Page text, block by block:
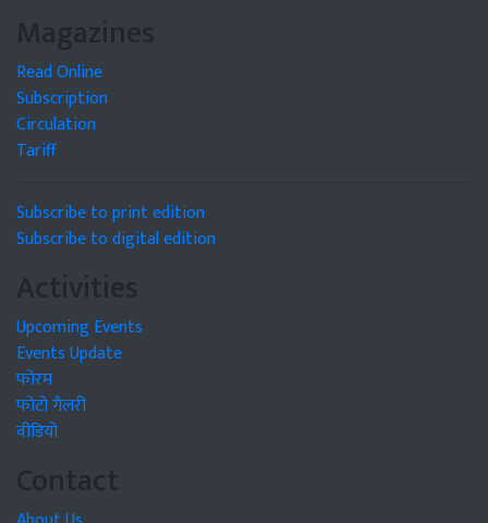
Magazines
Read Online
Subscription
Circulation
Tariff
Subscribe to print edition
Subscribe to digital edition
Activities
Upcoming Events
Events Update
फोरम
फोटो गैलरी
वीडियो
Contact